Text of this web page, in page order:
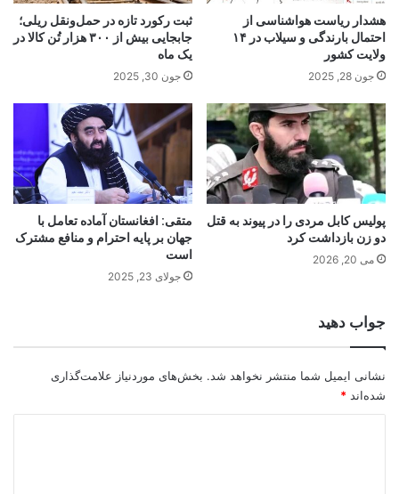
هشدار ریاست هواشناسی از
احتمال بارندگی و سیلاب در ۱۴
ولایت کشور
جون 28, 2025
ثبت رکورد تازه در حمل‌ونقل ریلی؛
جابجایی بیش از ۳۰۰ هزار تُن کالا در
یک ماه
جون 30, 2025
پولیس کابل مردی را در پیوند به قتل
دو زن بازداشت کرد
می 20, 2026
متقی: افغانستان آماده تعامل با
جهان بر پایه احترام و منافع مشترک
است
جولای 23, 2025
جواب دهید
نشانی ایمیل شما منتشر نخواهد شد. بخش‌های موردنیاز علامت‌گذاری
شده‌اند *